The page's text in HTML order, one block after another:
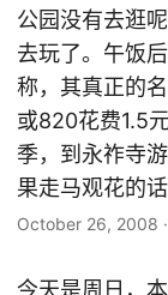
公园没有去逛
去玩了。午饭
称，其真正的
或820花费1.5
季，到永祚寺
果走马观花的
October 26, 2008 ·
今天是周日，